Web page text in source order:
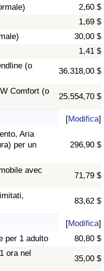
2,60 $
1,69 $
30,00 $
1,41 $
(o
36.318,00 $
Comfort (o
25.554,70 $
[Modifica]
Aria
per un
296,90 $
avec
71,79 $
83,62 $
[Modifica]
per 1 adulto
80,80 $
ora nel
35,00 $